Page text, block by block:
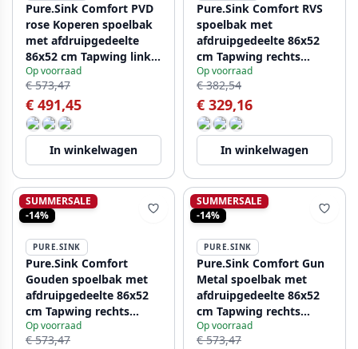
Pure.Sink Comfort PVD
rose Koperen spoelbak
met afdruipgedeelte
86x52 cm Tapwing links
PCM5086LT-62
Op voorraad
€ 573,47
€ 491,45
In winkelwagen
Pure.Sink Comfort RVS
spoelbak met
afdruipgedeelte 86x52
cm Tapwing rechts
PCM5086RT-02
Op voorraad
€ 382,54
€ 329,16
In winkelwagen
SUMMERSALE
-14%
PURE.SINK
Pure.Sink Comfort
Gouden spoelbak met
afdruipgedeelte 86x52
cm Tapwing rechts
PCM5086RT-60
Op voorraad
€ 573,47
SUMMERSALE
-14%
PURE.SINK
Pure.Sink Comfort Gun
Metal spoelbak met
afdruipgedeelte 86x52
cm Tapwing rechts
PCM5086RT-61
Op voorraad
€ 573,47